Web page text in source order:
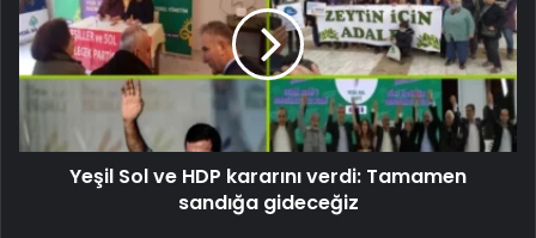
Yeşil Sol ve HDP kararını verdi: Tamamen
sandığa gideceğiz